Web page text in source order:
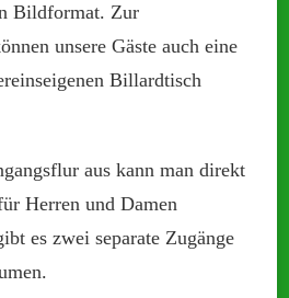
Bildformat. Zur
unsere Gäste auch eine
Billardtisch
aus kann man direkt
Herren und Damen
es zwei separate Zugänge